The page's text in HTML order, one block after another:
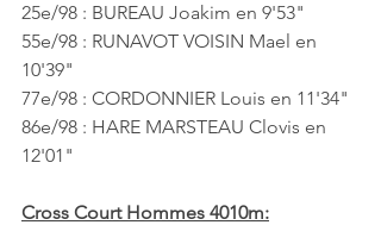
25e/98 : BUREAU Joakim en 9'53"
55e/98 : RUNAVOT VOISIN Mael en
10'39"
77e/98 : CORDONNIER Louis en 11'34"
86e/98 : HARE MARSTEAU Clovis en
12'01"
Cross Court Hommes 4010m: